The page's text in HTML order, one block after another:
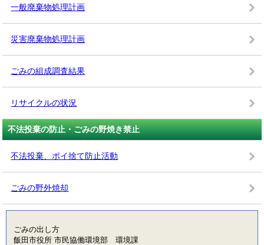
一般廃棄物処理計画
災害廃棄物処理計画
ごみの組成調査結果
リサイクルの状況
不法投棄の防止・ごみの野焼き禁止
不法投棄、ポイ捨て防止活動
ごみの野外焼却
ごみの出し方
飯田市役所 市民協働環境部 環境課